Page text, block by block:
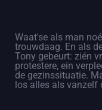
Waat'se als man
trouwdaag. En als
Tony gebeurt: zién
protestere, ein
de gezinssituatie.
los alles als vanzelf